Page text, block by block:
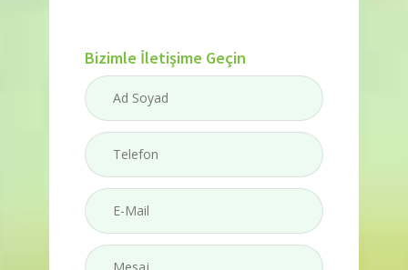
Bizimle İletişime Geçin